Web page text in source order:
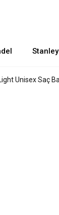
Stanley
Unisex Saç